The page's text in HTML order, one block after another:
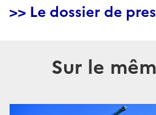
>> Le dossier de
Sur le